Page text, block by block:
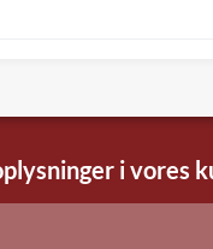
i vores